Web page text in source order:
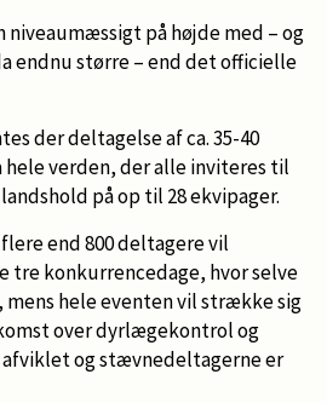
niveaumæssigt på højde med – og
endnu større – end det officielle
der deltagelse af ca. 35-40
verden, der alle inviteres til
på op til 28 ekvipager.
end 800 deltagere vil
tre konkurrencedage, hvor selve
hele eventen vil strække sig
over dyrlægekontrol og
og stævnedeltagerne er